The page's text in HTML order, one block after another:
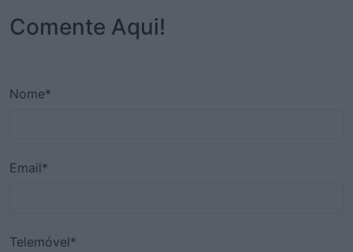
Comente Aqui!
Nome*
Email*
Telemóvel*